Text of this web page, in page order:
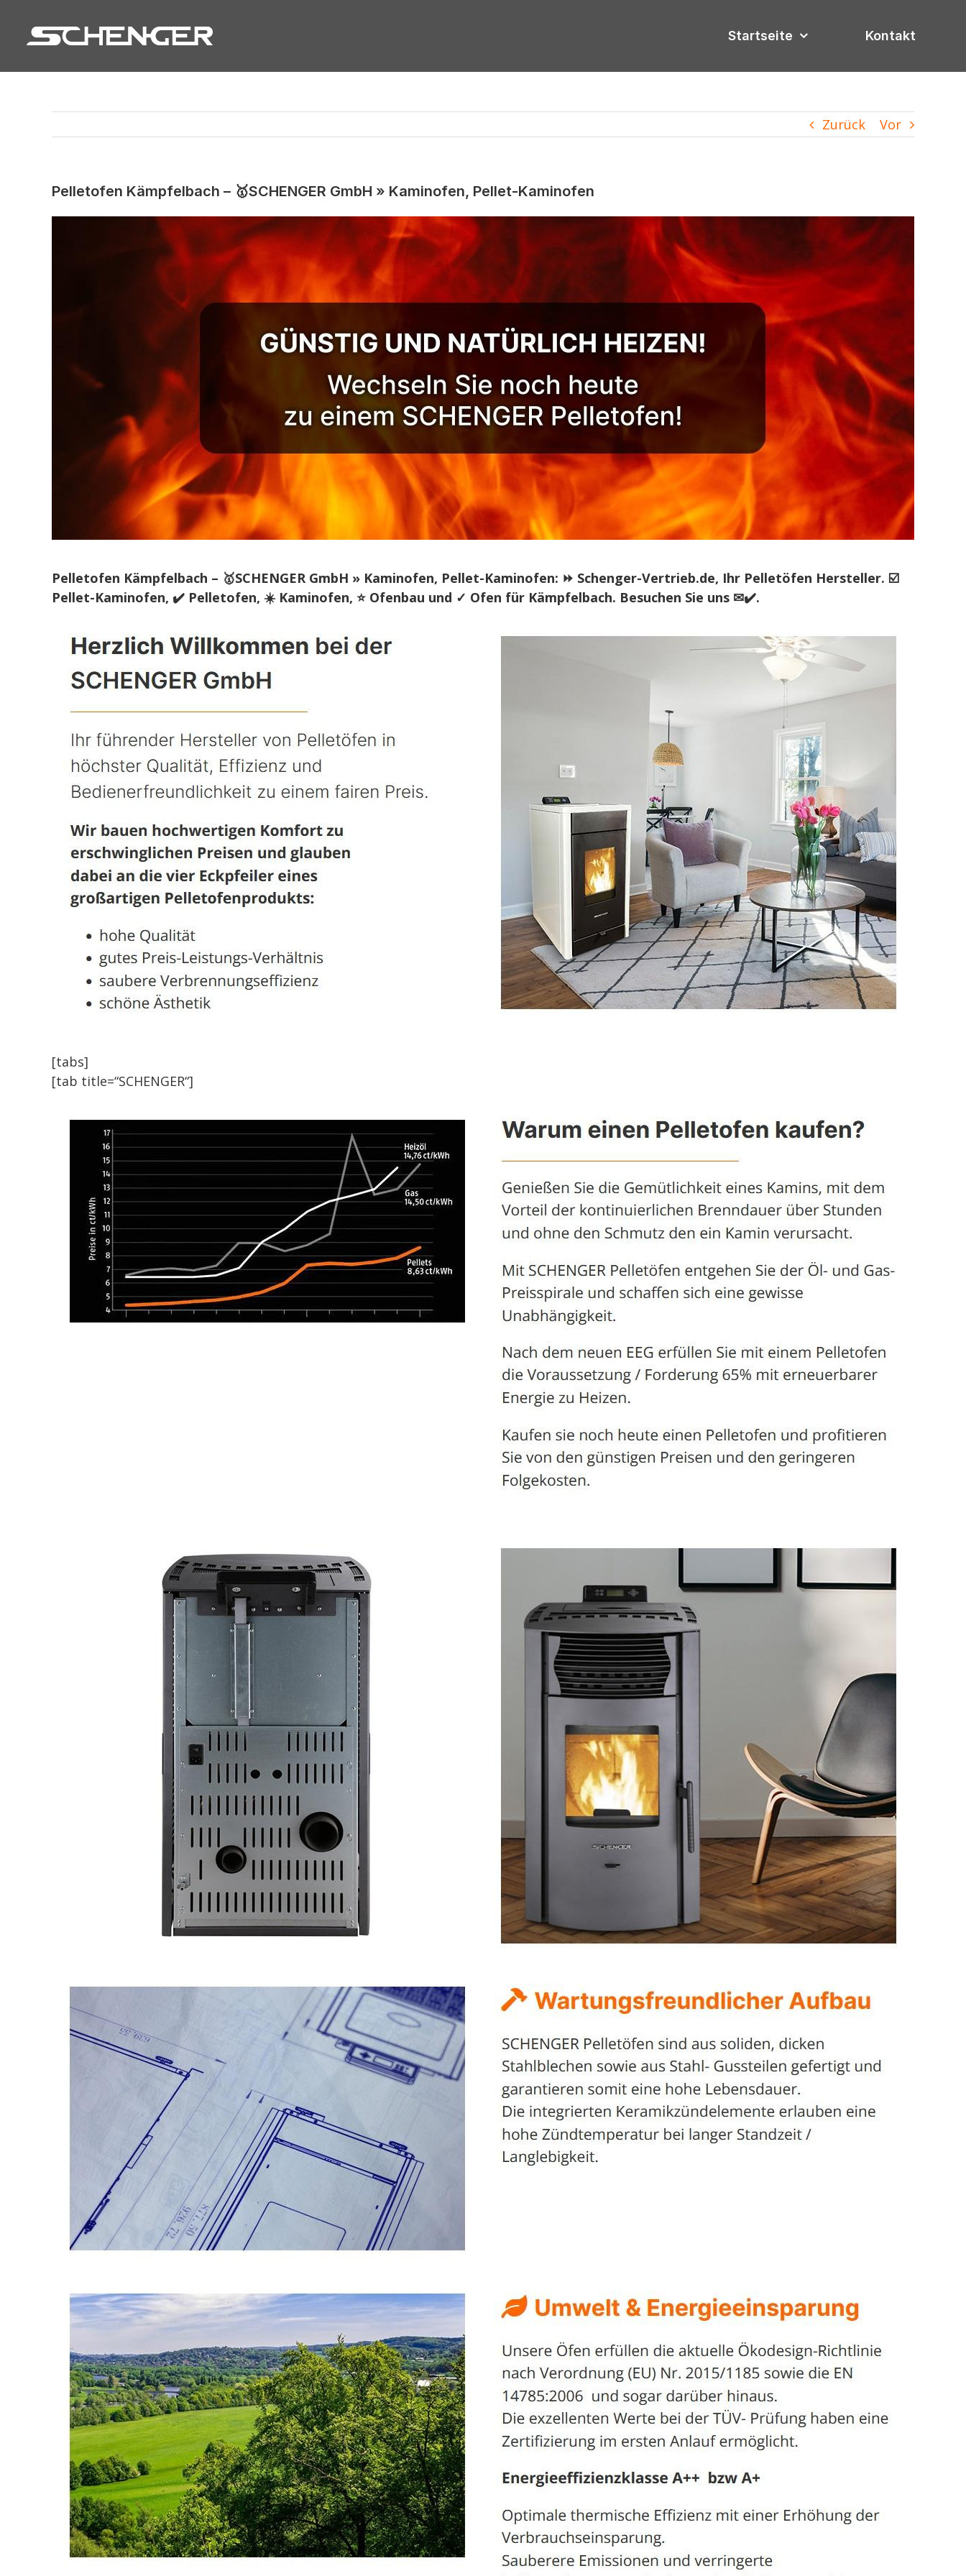
Inhalt
springen
Startseite Kontakt
Zurück Vor
Pelletofen Kämpfelbach – 🥇SCHENGER GmbH » Kaminofen, Pellet-Kaminofen
Pelletofen Kämpfelbach – 🥇SCHENGER GmbH » Kaminofen, Pellet-Kaminofen: ⏩ Schenger-Vertrieb.de, Ihr Pelletöfen Hersteller. ☑️
Pellet-Kaminofen, ✔️ Pelletofen, ☀️ Kaminofen, ⭐ Ofenbau und ✓ Ofen für Kämpfelbach. Besuchen Sie uns ✉✔️.
[tabs]
[tab title=“SCHENGER“]